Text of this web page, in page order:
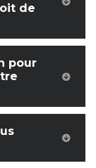
de
pour